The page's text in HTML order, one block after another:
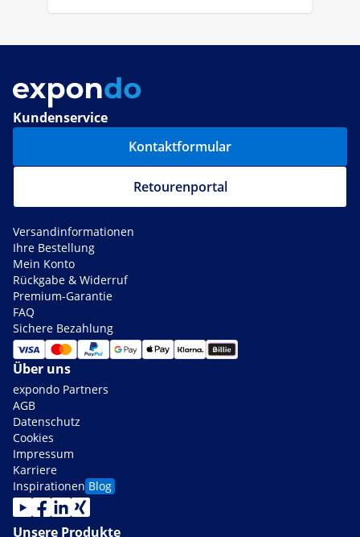
Kundenservice
Kontaktformular
Retourenportal
Versandinformationen
Ihre Bestellung
Mein Konto
Rückgabe & Widerruf
Premium-Garantie
FAQ
Sichere Bezahlung
Über uns
expondo Partners
AGB
Datenschutz
Cookies
Impressum
Karriere
Inspirationen Blog
Unsere Produkte